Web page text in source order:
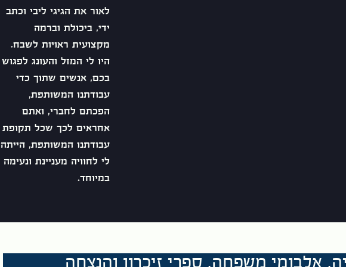
לאור את הגיגי ליבי וכתב
ידי, ביכולת וברמה
מקצועית ראויות לשבח.
היו לי המזל והעונג לפגוש
בכם, אנשים שתוך כדי
עבודתנו המשותפת,
הפכתם לחברי, ואתם
אחראים לכך שכל תקופת
עבודתנו המשותפת, הייתה
לי לחוויה מעניינת ונעימה
במיוחד.